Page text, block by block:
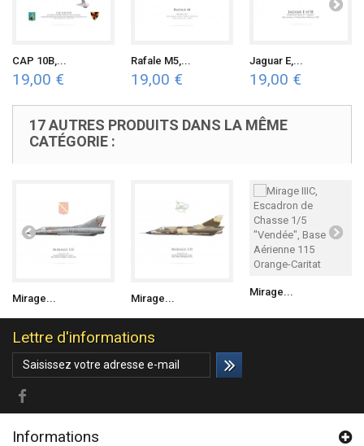
CAP 10B,...
19,00 €
Rafale M5,...
19,00 €
Jaguar E,...
19,00 €
17 AUTRES PRODUITS DANS LA MÊME
CATÉGORIE :
Mirage... Mirage...
Mirage...
Lettre d'informations
Informations